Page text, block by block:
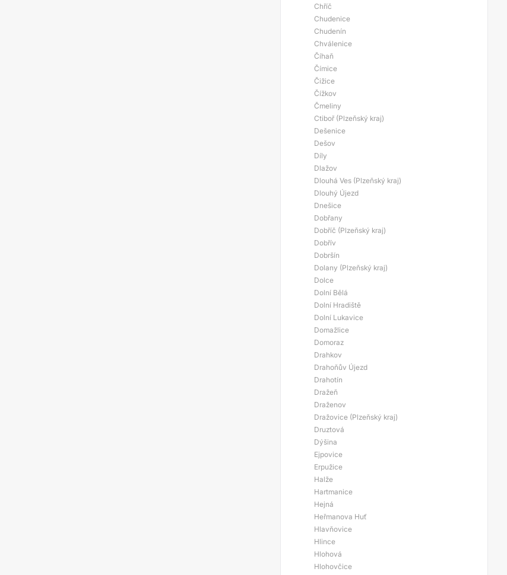
Chříč
Chudenice
Chudenín
Chválenice
Číhaň
Čímice
Čižice
Čížkov
Čmeliny
Ctiboř (Plzeňský kraj)
Dešenice
Dešov
Díly
Dlažov
Dlouhá Ves (Plzeňský kraj)
Dlouhý Újezd
Dnešice
Dobřany
Dobříč (Plzeňský kraj)
Dobřív
Dobršín
Dolany (Plzeňský kraj)
Dolce
Dolní Bělá
Dolní Hradiště
Dolní Lukavice
Domažlice
Domoraz
Drahkov
Drahoňův Újezd
Drahotín
Dražeň
Draženov
Dražovice (Plzeňský kraj)
Druztová
Dýšina
Ejpovice
Erpužice
Halže
Hartmanice
Hejná
Heřmanova Huť
Hlavňovice
Hlince
Hlohová
Hlohovčice